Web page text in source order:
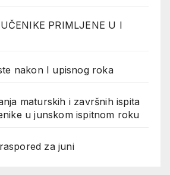
PRIMLJENE U I
nakon I upisnog roka
maturskih i završnih ispita
u junskom ispitnom roku
za juni